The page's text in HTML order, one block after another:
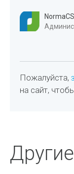
NormaCS
Пожалуйста,
на сайт,